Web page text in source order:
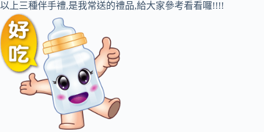
以上三種伴手禮,是我常送的禮品,給大家參考看看囉!!!!